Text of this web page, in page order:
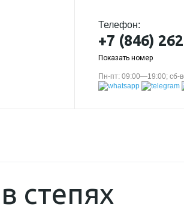
Телефон:
+7 (846)
Показать номер
Пн-пт: 09:00—19:00; сб-
степях